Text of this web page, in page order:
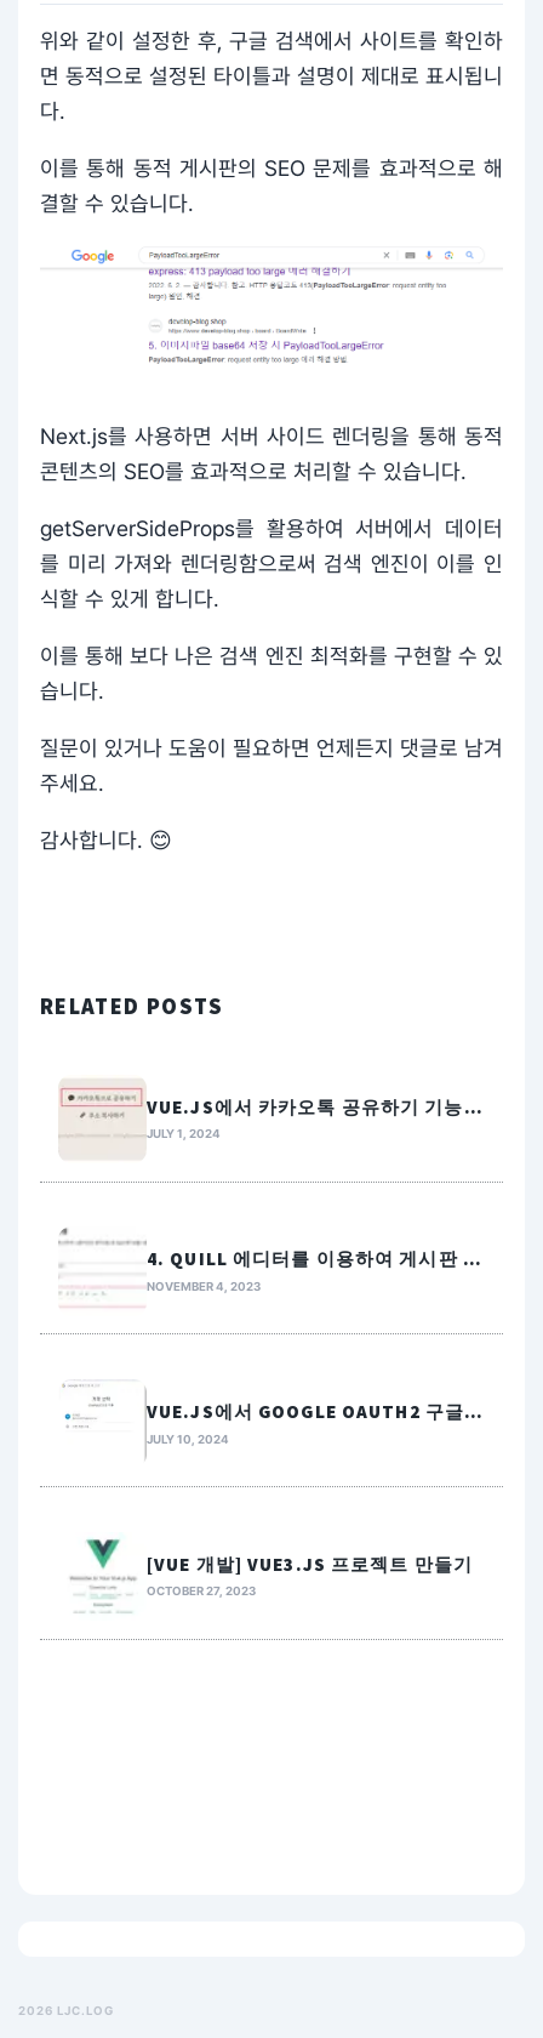
위와 같이 설정한 후, 구글 검색에서 사이트를 확인하
면 동적으로 설정된 타이틀과 설명이 제대로 표시됩니
다.
이를 통해 동적 게시판의 SEO 문제를 효과적으로 해
결할 수 있습니다.
Next.js를 사용하면 서버 사이드 렌더링을 통해 동적
콘텐츠의 SEO를 효과적으로 처리할 수 있습니다.
getServerSideProps를 활용하여 서버에서 데이터
를 미리 가져와 렌더링함으로써 검색 엔진이 이를 인
식할 수 있게 합니다.
이를 통해 보다 나은 검색 엔진 최적화를 구현할 수 있
습니다.
질문이 있거나 도움이 필요하면 언제든지 댓글로 남겨
주세요.
감사합니다. 😊
RELATED POSTS
VUE.JS에서 카카오톡 공유하기 기능
만들기
JULY 1, 2024
4. QUILL 에디터를 이용하여 게시판 만
들기
NOVEMBER 4, 2023
VUE.JS에서 GOOGLE OAUTH2 구글로
그인 구현하기
JULY 10, 2024
[VUE 개발] VUE3.JS 프로젝트 만들기
OCTOBER 27, 2023
2026 LJC.LOG